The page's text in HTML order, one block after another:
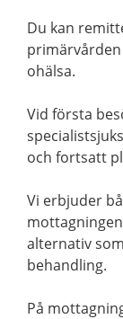
Du kan
ohälsa.
Vid första
och fortsatt
Vi erbjuder
alternativ
behandling.
På